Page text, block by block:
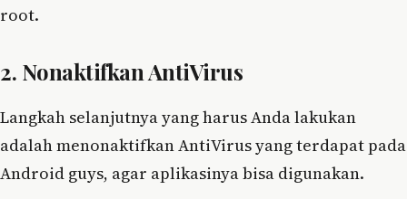
root.
2. Nonaktifkan AntiVirus
Langkah selanjutnya yang harus Anda lakukan
adalah menonaktifkan AntiVirus yang terdapat pada
Android guys, agar aplikasinya bisa digunakan.